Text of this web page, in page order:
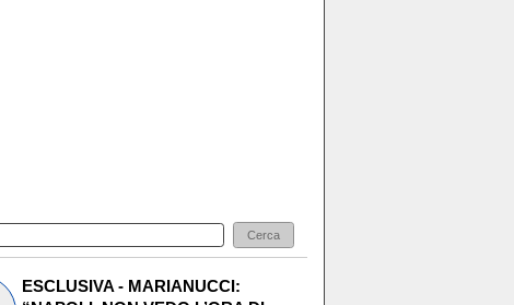
ESCLUSIVA - MARIANUCCI: